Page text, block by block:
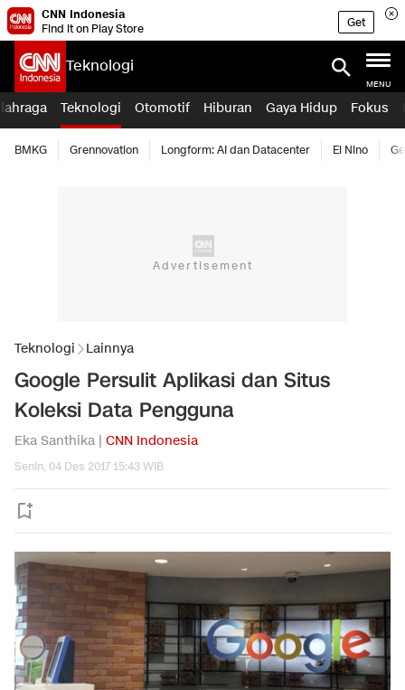
CNN Indonesia
Find it on Play Store
Get
Teknologi
MENU
Teknologi Otomotif Hiburan Gaya Hidup Fokus
BMKG Grennovation Longform: AI dan Datacenter El Nino
Teknologi Lainnya
Google Persulit Aplikasi dan Situs
Koleksi Data Pengguna
Eka Santhika | CNN Indonesia
Senin, 04 Des 2017 15:43 WIB